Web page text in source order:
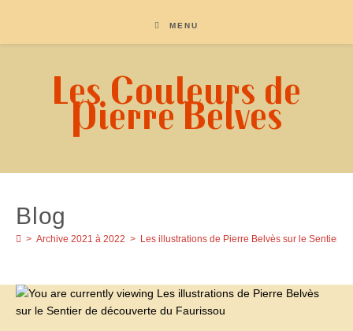
content
MENU
Les Couleurs de
Pierre Belves
Blog
> Archive 2021 à 2022 > Les illustrations de Pierre Belvès sur le Sentier